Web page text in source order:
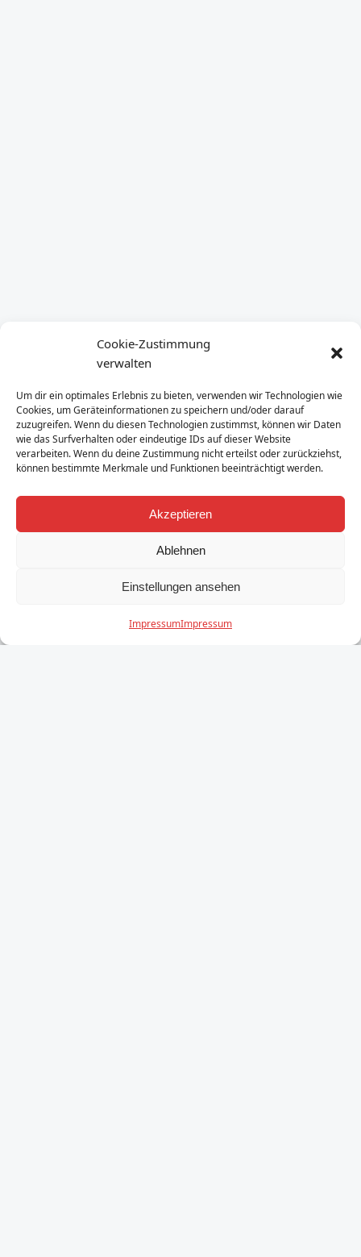
Cookie-Zustimmung
verwalten
Um dir ein optimales Erlebnis zu bieten, verwenden wir Technologien wie
Cookies, um Geräteinformationen zu speichern und/oder darauf
zuzugreifen. Wenn du diesen Technologien zustimmst, können wir Daten
wie das Surfverhalten oder eindeutige IDs auf dieser Website
verarbeiten. Wenn du deine Zustimmung nicht erteilst oder zurückziehst,
können bestimmte Merkmale und Funktionen beeinträchtigt werden.
Akzeptieren
Ablehnen
Einstellungen ansehen
ImpressumImpressum